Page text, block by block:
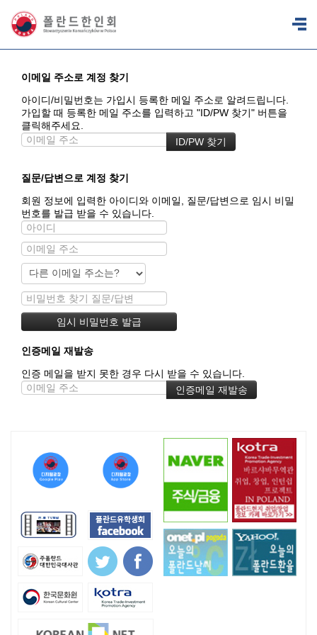
이메일 주소로 계정 찾기
아이디/비밀번호는 가입시 등록한 메일 주소로 알려드립니다.
가입할 때 등록한 메일 주소를 입력하고 "ID/PW 찾기" 버튼을
클릭해주세요.
질문/답변으로 계정 찾기
회원 정보에 입력한 아이디와 이메일, 질문/답변으로 임시 비밀
번호를 발급 받을 수 있습니다.
인증메일 재발송
인증 메일을 받지 못한 경우 다시 받을 수 있습니다.